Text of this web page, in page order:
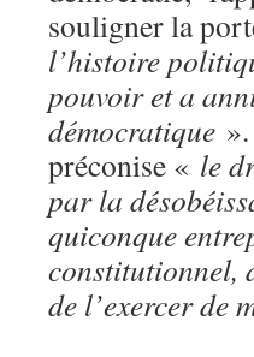
souligner la
l’histoire
pouvoir et a
démocratique
préconise « le
par la
quiconque
constitutionnel,
de l’exercer de